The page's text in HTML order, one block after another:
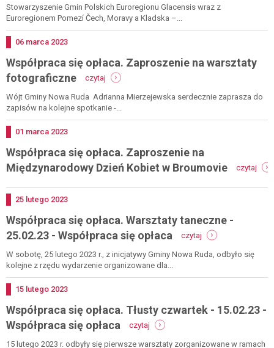
glacensis.
albumy
region
Stowarzyszenie Gmin Polskich Euroregionu Glacensis wraz z
Euroregionem Pomezí Čech, Moravy a Kladska –...
Dodano
06 marca 2023
Współpraca się opłaca. Zaproszenie na warsztaty
fotograficzne
czytaj
współpraca
się
opłaca.
fotograficzne
Wójt Gminy Nowa Ruda Adrianna Mierzejewska serdecznie zaprasza do
zapisów na kolejne spotkanie -...
Dodano
01 marca 2023
Współpraca się opłaca. Zaproszenie na
Międzynarodowy Dzień Kobiet w Broumovie
czytaj
Dodano
25 lutego 2023
Współpraca się opłaca. Warsztaty taneczne -
25.02.23 - Współpraca się opłaca
czytaj
współpraca
się
25.02.23
się
W sobotę, 25 lutego 2023 r., z inicjatywy Gminy Nowa Ruda, odbyło się
kolejne z rzędu wydarzenie organizowane dla...
Dodano
15 lutego 2023
Współpraca się opłaca. Tłusty czwartek - 15.02.23 -
Współpraca się opłaca
czytaj
współpraca
się
15 lutego 2023 r. odbyły się pierwsze warsztaty zorganizowane w ramach